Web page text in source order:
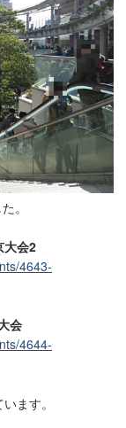
。
大会2
4643-
会
4644-
ます。